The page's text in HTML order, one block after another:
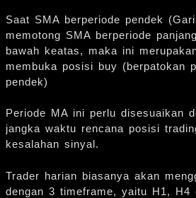
Saat SMA berperiode pendek
memotong SMA berperiode
bawah keatas, maka ini
membuka posisi buy (berpatokan
pendek)
Periode MA ini perlu disesuaikan
jangka waktu rencana posisi
kesalahan sinyal.
Trader harian biasanya akan
dengan 3 timeframe, yaitu H1, H4